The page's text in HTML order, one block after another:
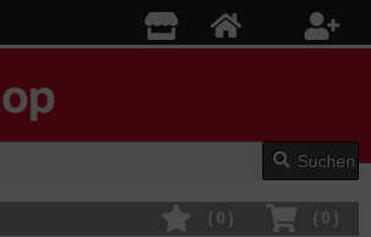
Suchen
( 0 )
( 0 )